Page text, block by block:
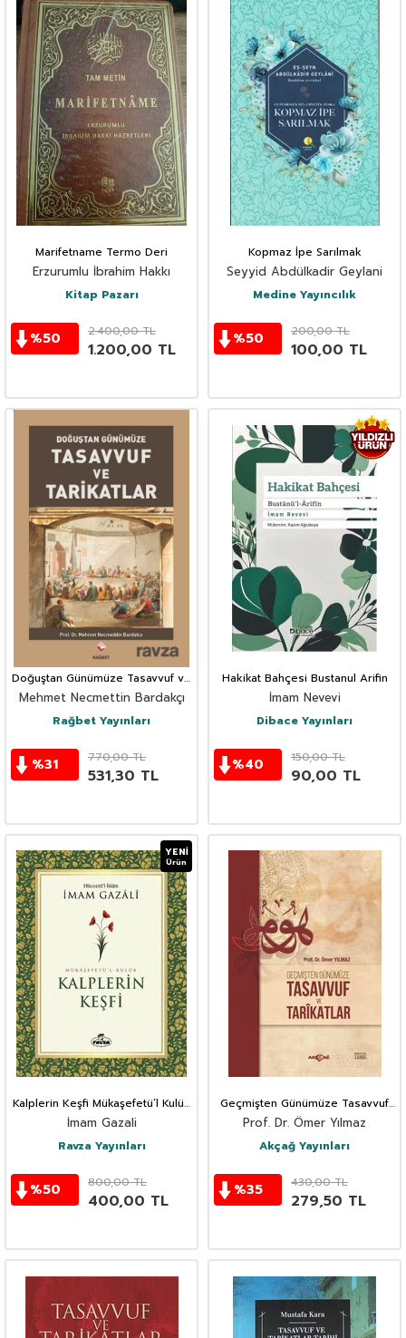
Marifetname Termo Deri
Erzurumlu İbrahim Hakkı
Kitap Pazarı
%50 2.400,00TL
1.200,00 TL
Kopmaz İpe Sarılmak
Seyyid Abdülkadir Geylani
Medine Yayıncılık
%50 200,00TL
100,00 TL
Doğuştan Günümüze Tasavvuf ve
Tarikatlar
Mehmet Necmettin Bardakçı
Rağbet Yayınları
%31 770,00TL
531,30 TL
Hakikat Bahçesi Bustanul Arifin
İmam Nevevi
Dibace Yayınları
%40 150,00TL
90,00 TL
YENI
Ürün
Kalplerin Keşfi Mükaşefetü’l Kulüb
(Ciltli Kitap Kağıdı)
İmam Gazali
Ravza Yayınları
%50 800,00TL
400,00 TL
Geçmişten Günümüze Tasavvuf
ve Tarikatlar
Prof. Dr. Ömer Yılmaz
Akçağ Yayınları
%35 430,00TL
279,50 TL